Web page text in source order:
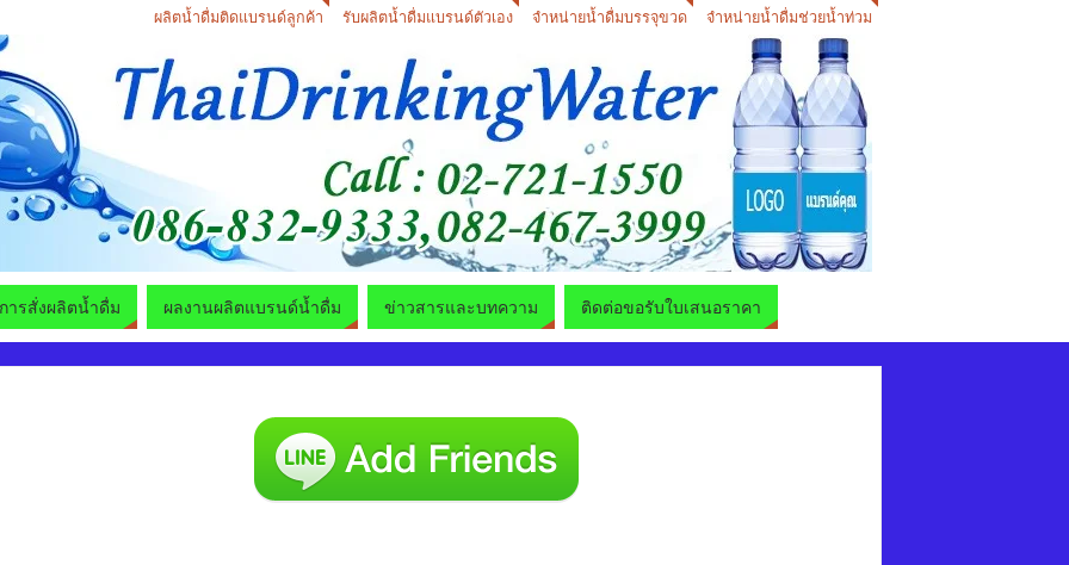
ผลิตน้ำดื่มติดแบรนด์ลูกค้า รับผลิตน้ำดื่มแบรนด์ตัวเอง จำหน่ายน้ำดื่มบรรจุขวด จำหน่ายน้ำดื่มช่วยน้ำท่วม
ารสั่งผลิตน้ำดื่ม ผลงานผลิตแบรนด์น้ำดื่ม ข่าวสารและบทความ ติดต่อขอรับใบเสนอราคา